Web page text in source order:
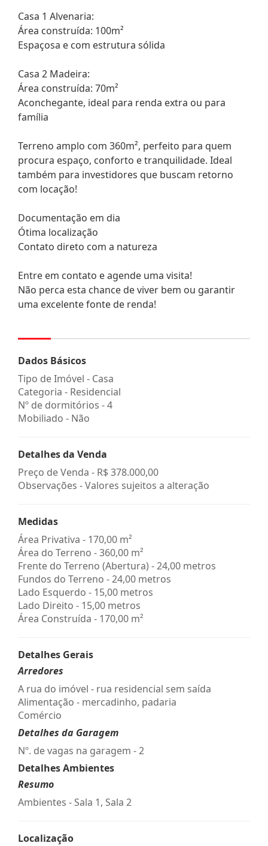
Casa 1 Alvenaria:
Área construída: 100m²
Espaçosa e com estrutura sólida
Casa 2 Madeira:
Área construída: 70m²
Aconchegante, ideal para renda extra ou para
família
Terreno amplo com 360m², perfeito para quem
procura espaço, conforto e tranquilidade. Ideal
também para investidores que buscam retorno
com locação!
Documentação em dia
Ótima localização
Contato direto com a natureza
Entre em contato e agende uma visita!
Não perca esta chance de viver bem ou garantir
uma excelente fonte de renda!
Dados Básicos
Tipo de Imóvel - Casa
Categoria - Residencial
Nº de dormitórios - 4
Mobiliado - Não
Detalhes da Venda
Preço de Venda - R$ 378.000,00
Observações - Valores sujeitos a alteração
Medidas
Área Privativa - 170,00 m²
Área do Terreno - 360,00 m²
Frente do Terreno (Abertura) - 24,00 metros
Fundos do Terreno - 24,00 metros
Lado Esquerdo - 15,00 metros
Lado Direito - 15,00 metros
Área Construída - 170,00 m²
Detalhes Gerais
Arredores
A rua do imóvel - rua residencial sem saída
Alimentação - mercadinho, padaria
Comércio
Detalhes da Garagem
Nº. de vagas na garagem - 2
Detalhes Ambientes
Resumo
Ambientes - Sala 1, Sala 2
Localização